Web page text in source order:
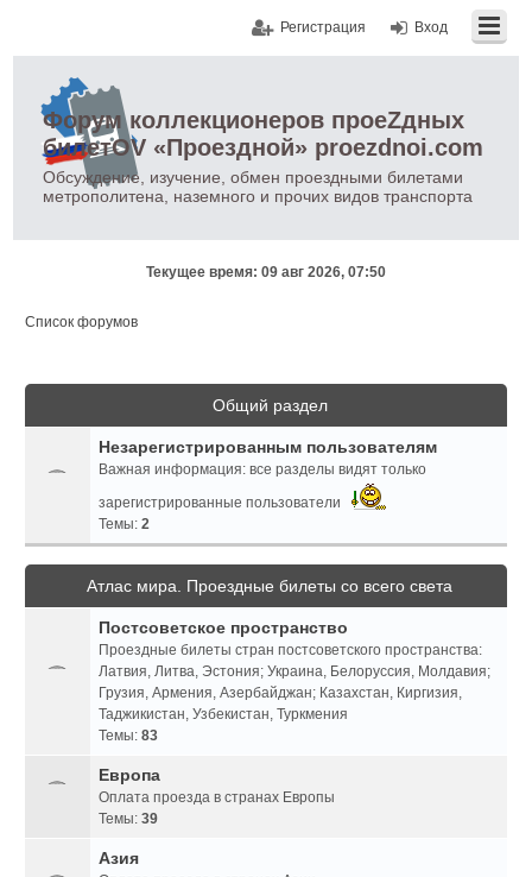
Вход
Регистрация
Форум коллекционеров проеZдных
билетOV «Проездной» proezdnoi.com
Обсуждение, изучение, обмен проездными билетами
метрополитена, наземного и прочих видов транспорта
Текущее время: 09 авг 2026, 07:50
Список форумов
Общий раздел
Незарегистрированным пользователям
Важная информация: все разделы видят только
зарегистрированные пользователи
Темы:2
Атлас мира. Проездные билеты со всего света
Постсоветское пространство
Проездные билеты стран постсоветского пространства:
Латвия, Литва, Эстония; Украина, Белоруссия, Молдавия;
Грузия, Армения, Азербайджан; Казахстан, Киргизия,
Таджикистан, Узбекистан, Туркмения
Темы:83
Европа
Оплата проезда в странах Европы
Темы:39
Азия